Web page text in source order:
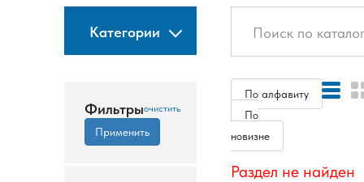
Категории
Фильтры
По алфавиту
По
новизне
Раздел не найден